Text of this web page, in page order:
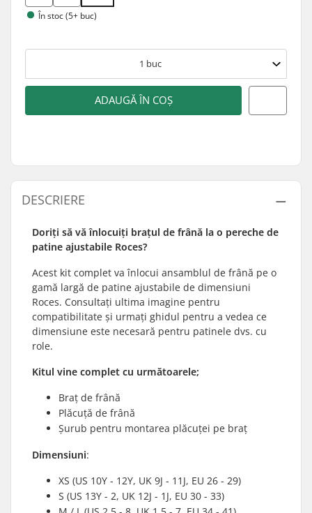
În stoc (5+ buc)
1 buc
ADAUGĂ ÎN COȘ
DESCRIERE
Doriți să vă înlocuiți brațul de frână la o pereche de
patine ajustabile Roces?
Acest kit complet va înlocui ansamblul de frână pe o
gamă largă de patine ajustabile de dimensiuni
Roces. Consultați ultima imagine pentru
compatibilitate și urmați ghidul pentru a vedea ce
dimensiune este necesară pentru patinele dvs. cu
role.
Kitul vine complet cu următoarele;
Braț de frână
Plăcuță de frână
Șurub pentru montarea plăcuței pe braț
Dimensiuni:
XS (US 10Y - 12Y, UK 9J - 11J, EU 26 - 29)
S (US 13Y - 2, UK 12J - 1J, EU 30 - 33)